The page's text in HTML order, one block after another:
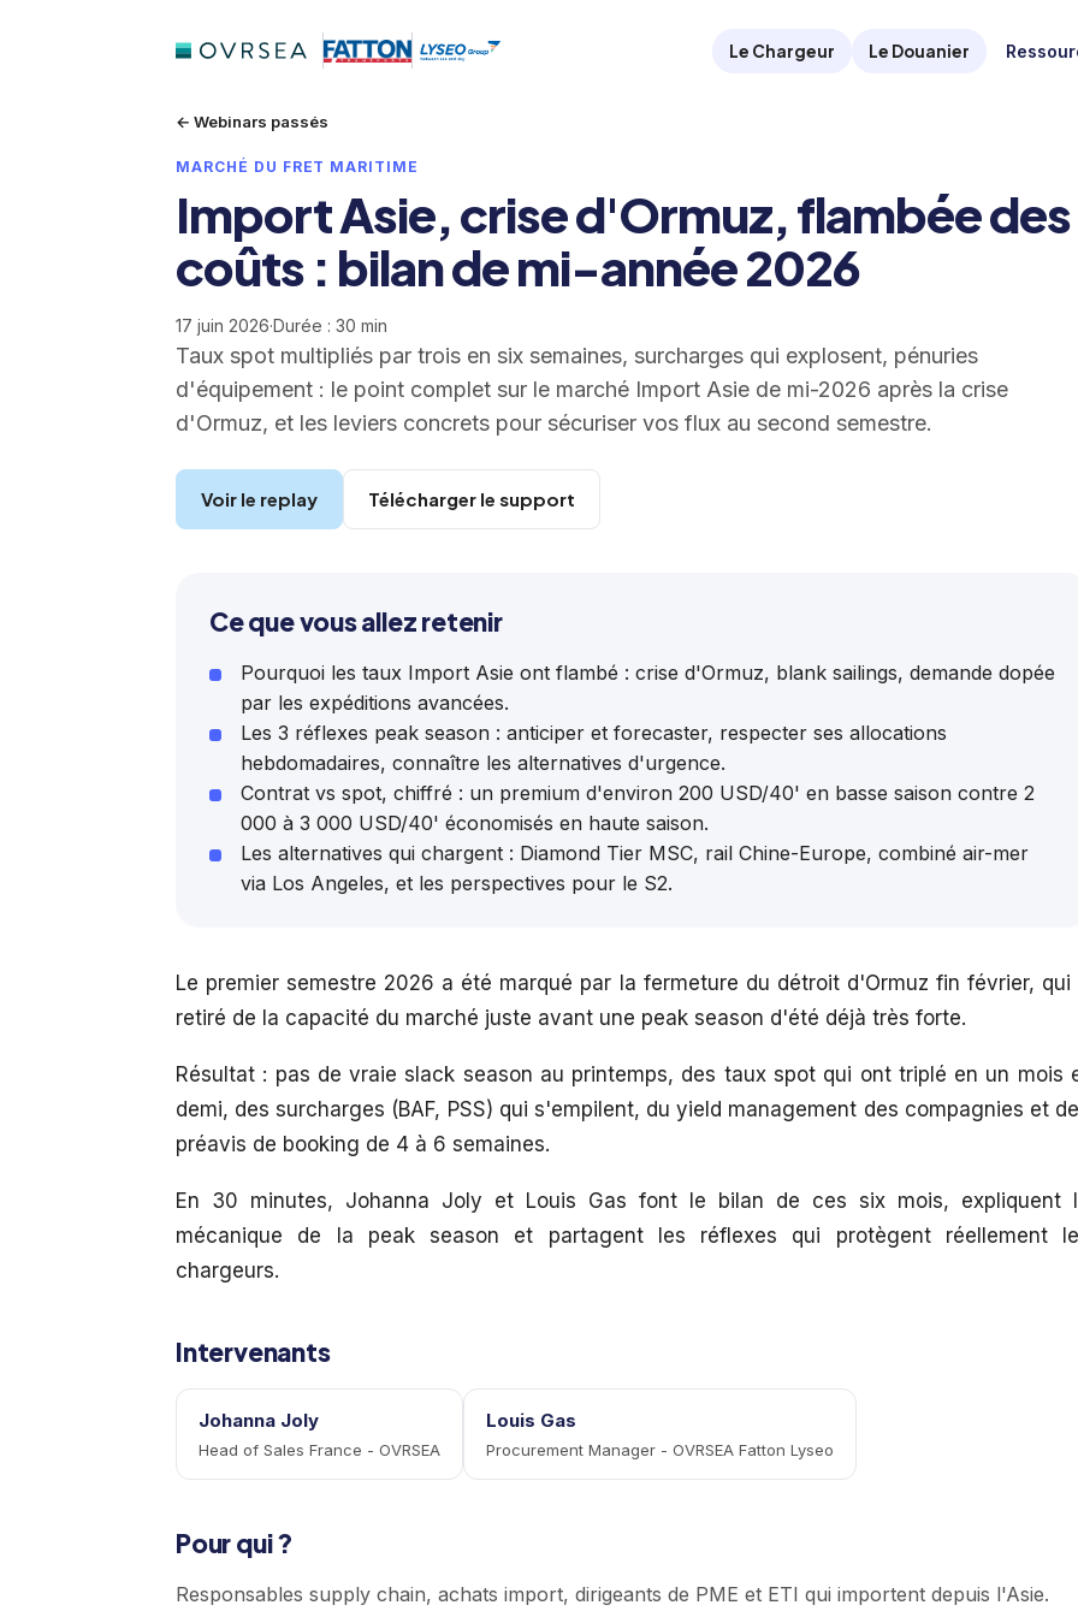
Le Chargeur Le Douanier
← Webinars passés
MARCHÉ DU FRET MARITIME
Import Asie, crise d'Ormuz, flambée des
coûts : bilan de mi-année 2026
17 juin 2026·Durée : 30 min
Taux spot multipliés par trois en six semaines, surcharges qui explosent, pénuries
d'équipement : le point complet sur le marché Import Asie de mi-2026 après la crise
d'Ormuz, et les leviers concrets pour sécuriser vos flux au second semestre.
Voir le replay Télécharger le support
Ce que vous allez retenir
Pourquoi les taux Import Asie ont flambé : crise d'Ormuz, blank sailings, demande dopée
par les expéditions avancées.
Les 3 réflexes peak season : anticiper et forecaster, respecter ses allocations
hebdomadaires, connaître les alternatives d'urgence.
Contrat vs spot, chiffré : un premium d'environ 200 USD/40' en basse saison contre 2
000 à 3 000 USD/40' économisés en haute saison.
Les alternatives qui chargent : Diamond Tier MSC, rail Chine-Europe, combiné air-mer
via Los Angeles, et les perspectives pour le S2.
Le premier semestre 2026 a été marqué par la fermeture du détroit d'Ormuz fin février, qui
retiré de la capacité du marché juste avant une peak season d'été déjà très forte.
Résultat : pas de vraie slack season au printemps, des taux spot qui ont triplé en un mois
demi, des surcharges (BAF, PSS) qui s'empilent, du yield management des compagnies et
préavis de booking de 4 à 6 semaines.
En 30 minutes, Johanna Joly et Louis Gas font le bilan de ces six mois, expliquent
mécanique de la peak season et partagent les réflexes qui protègent réellement
chargeurs.
Intervenants
Johanna Joly
Head of Sales France - OVRSEA
Louis Gas
Procurement Manager - OVRSEA Fatton Lyseo
Pour qui ?
Responsables supply chain, achats import, dirigeants de PME et ETI qui importent depuis l'Asie.